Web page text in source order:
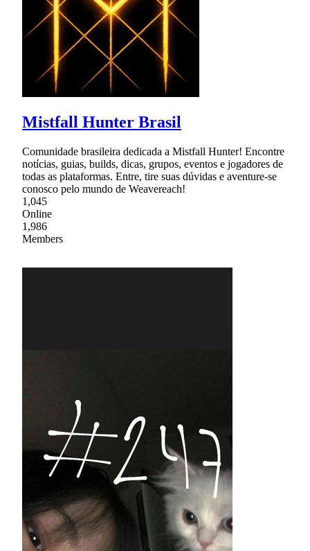
Mistfall Hunter Brasil
Comunidade brasileira dedicada a Mistfall Hunter! Encontre
notícias, guias, builds, dicas, grupos, eventos e jogadores de
todas as plataformas. Entre, tire suas dúvidas e aventure-se
conosco pelo mundo de Weavereach!
1,045
Online
1,986
Members